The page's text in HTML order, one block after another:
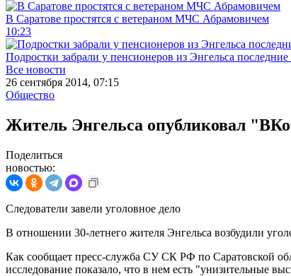
В Саратове простятся с ветераном МЧС Абрамовичем
10:23
Подростки забрали у пенсионеров из Энгельса
Все новости
26 сентября 2014, 07:15
Общество
Житель Энгельса опубликовал
Поделиться
новостью:
Следователи завели уголовное дело
В отношении 30-летнего жителя Энгельса возбудили
Как сообщает пресс-служба СУ СК РФ по Саратовской
исследование показало, что в нем есть "унизительные